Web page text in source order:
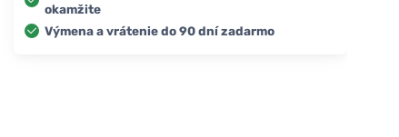
okamžite
Výmena a vrátenie do 90 dní zadarmo